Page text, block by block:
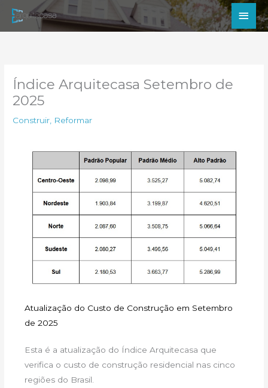
para
Índice Arquitecasa Setembro de
2025
Construir Reformar
Atualização do Custo de Construção em Setembro
de 2025
Esta é a atualização do Índice Arquitecasa que
verifica o custo de construção residencial nas cinco
regiões do Brasil.